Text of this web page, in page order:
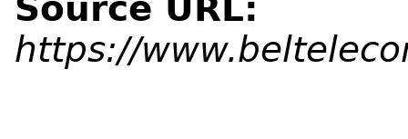
Source URL:
https://